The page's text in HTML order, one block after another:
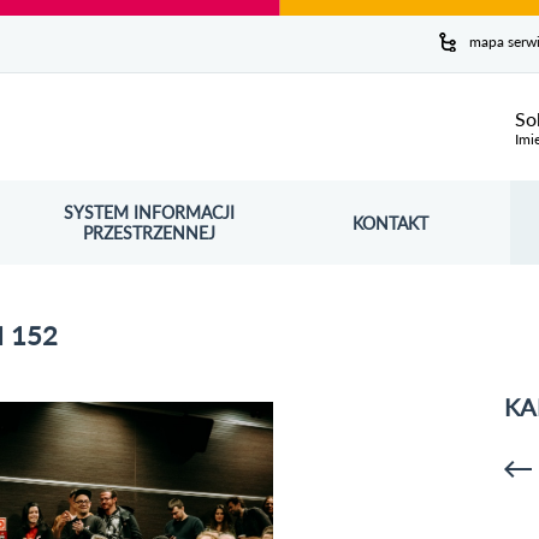
mapa
SYSTEM INFORMACJI
PRZESTRZENNEJ
OTWORZY SIĘ W NOWYM OKNIE KONTAKT
152